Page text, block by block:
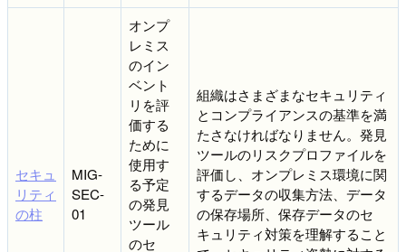
セキュ
リティ
の柱
MIG-
SEC-
01
オンプ
レミス
のイン
ベント
リを評
価する
ために
使用す
る予定
の発見
ツール
のセ
組織はさまざまなセキュリティ
とコンプライアンスの基準を満
たさなければなりません。発見
ツールのリスクプロファイルを
評価し、オンプレミス環境に関
するデータの収集方法、データ
の保存場所、保存データのセ
キュリティ対策を理解すること